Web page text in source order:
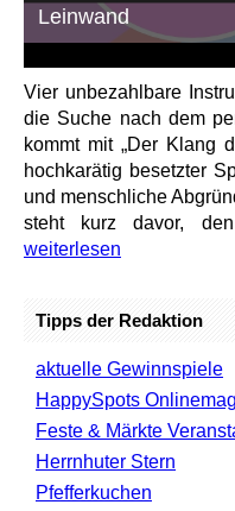
Leinwand
Vier unbezahlbare
die Suche nach dem
kommt mit „Der Klang
hochkarätig besetzter
und menschliche
steht kurz davor,
weiterlesen
Tipps der Redaktion
aktuelle Gewinnspiele
HappySpots
Feste & Märkte
Herrnhuter Stern
Pfefferkuchen